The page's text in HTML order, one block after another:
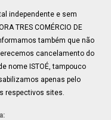
independente e sem
TRES COMÉRCIO DE
também que não
cancelamento do
nome ISTOÉ, tampouco
apenas pelo
respectivos sites.